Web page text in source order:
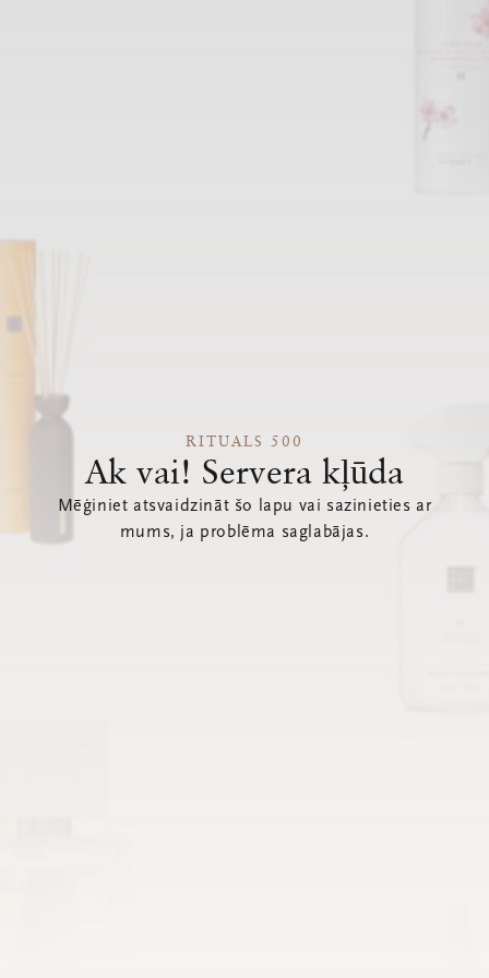
RITUALS 500
Ak vai! Servera kļūda
Mēģiniet atsvaidzināt šo lapu vai sazinieties ar
mums, ja problēma saglabājas.